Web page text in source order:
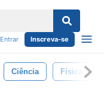
Entrar Inscreva-se
Ciência Física